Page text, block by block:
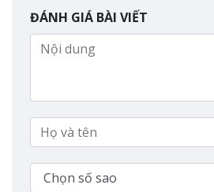
ĐÁNH GIÁ BÀI VIẾT